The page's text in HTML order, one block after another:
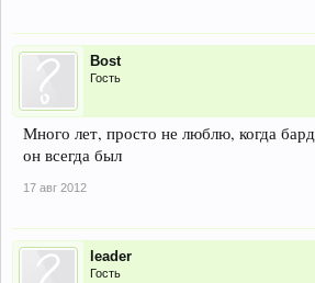
Bost
Гость
Много лет, просто не люблю, когда
он всегда был
17 авг 2012
leader
Гость